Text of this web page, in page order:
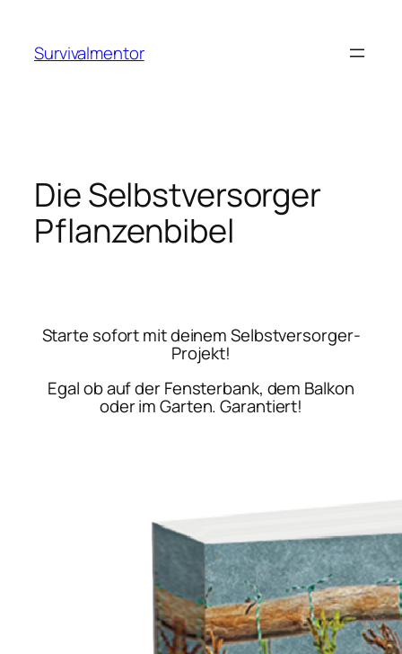
springen
Survivalmentor
Die Selbstversorger
Pflanzenbibel
Starte sofort mit deinem Selbstversorger-
Projekt!
Egal ob auf der Fensterbank, dem Balkon
oder im Garten. Garantiert!